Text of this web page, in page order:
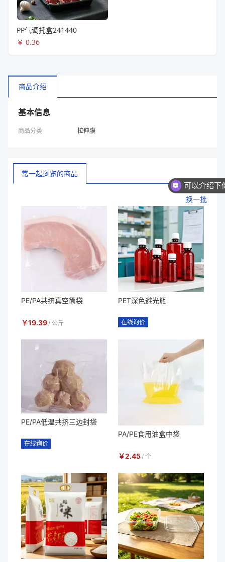
PP气调托盒241440
￥ 0.36
商品介绍
基本信息
商品分类 拉伸膜
常一起浏览的商品
换一批
PE/PA共挤真空筒袋
￥19.39 / 公斤
PET深色避光瓶
在线询价
PE/PA低温共挤三边封袋
在线询价
PA/PE食用油盒中袋
￥2.45 / 个